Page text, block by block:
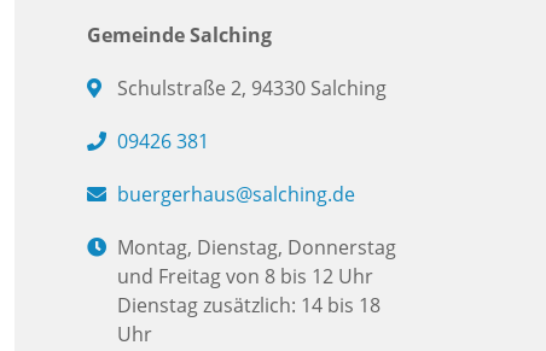
Gemeinde Salching
Schulstraße 2, 94330 Salching
09426 381
buergerhaus@salching.de
Montag, Dienstag, Donnerstag
und Freitag von 8 bis 12 Uhr
Dienstag zusätzlich: 14 bis 18
Uhr